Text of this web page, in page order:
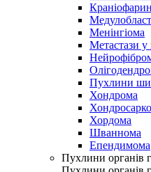
Менінгіома
Метастази
Пухлини
Хондрома
Хордома
Шваннома
Епендимома
Пухлини органів